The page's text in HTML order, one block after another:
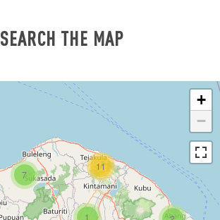
SEARCH THE MAP
1
7
11
+
−